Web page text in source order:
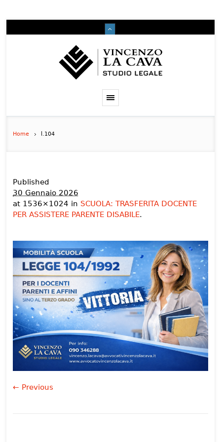
Home l.104
Published
30 Gennaio 2026
at 1536×1024 in SCUOLA: TRASFERITA DOCENTE
PER ASSISTERE PARENTE DISABILE.
← Previous